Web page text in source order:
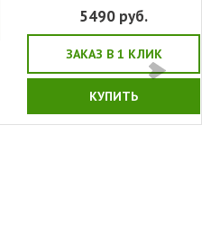
5490 руб.
ЗАКАЗ В 1 КЛИК
КУПИТЬ